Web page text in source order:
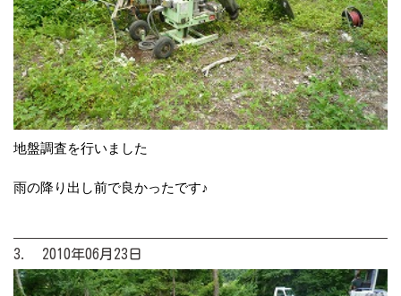
地盤調査を行いました
雨の降り出し前で良かったです♪
3. 2010年06月23日